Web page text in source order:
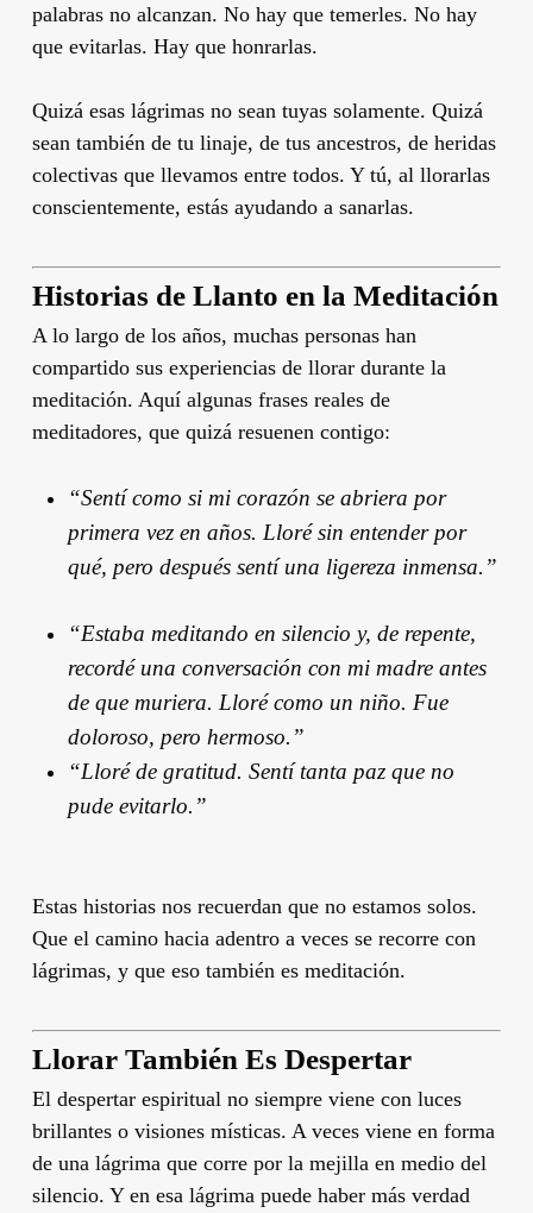
palabras no alcanzan. No hay que temerles. No hay
que evitarlas. Hay que honrarlas.
Quizá esas lágrimas no sean tuyas solamente. Quizá
sean también de tu linaje, de tus ancestros, de heridas
colectivas que llevamos entre todos. Y tú, al llorarlas
conscientemente, estás ayudando a sanarlas.
Historias de Llanto en la Meditación
A lo largo de los años, muchas personas han
compartido sus experiencias de llorar durante la
meditación. Aquí algunas frases reales de
meditadores, que quizá resuenen contigo:
“Sentí como si mi corazón se abriera por
primera vez en años. Lloré sin entender por
qué, pero después sentí una ligereza inmensa.”
“Estaba meditando en silencio y, de repente,
recordé una conversación con mi madre antes
de que muriera. Lloré como un niño. Fue
doloroso, pero hermoso.”
“Lloré de gratitud. Sentí tanta paz que no
pude evitarlo.”
Estas historias nos recuerdan que no estamos solos.
Que el camino hacia adentro a veces se recorre con
lágrimas, y que eso también es meditación.
Llorar También Es Despertar
El despertar espiritual no siempre viene con luces
brillantes o visiones místicas. A veces viene en forma
de una lágrima que corre por la mejilla en medio del
silencio. Y en esa lágrima puede haber más verdad